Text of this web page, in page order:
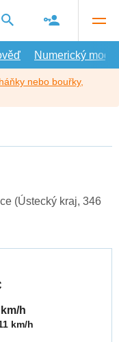
Numerický model
nebo bouřky,
(Ústecký kraj, 346
h
km/h